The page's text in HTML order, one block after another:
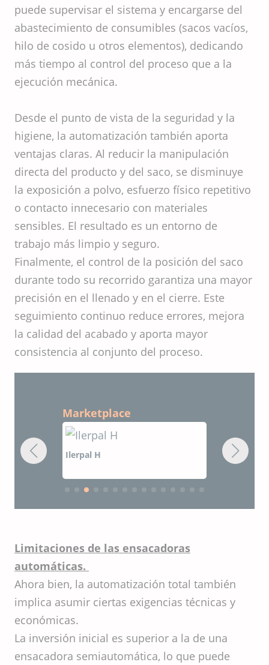
puede supervisar el sistema y encargarse del
abastecimiento de consumibles (sacos vacíos,
hilo de cosido u otros elementos), dedicando
más tiempo al control del proceso que a la
ejecución mecánica.
Desde el punto de vista de la seguridad y la
higiene, la automatización también aporta
ventajas claras. Al reducir la manipulación
directa del producto y del saco, se disminuye
la exposición a polvo, esfuerzo físico repetitivo
o contacto innecesario con materiales
sensibles. El resultado es un entorno de
trabajo más limpio y seguro.
Finalmente, el control de la posición del saco
durante todo su recorrido garantiza una mayor
precisión en el llenado y en el cierre. Este
seguimiento continuo reduce errores, mejora
la calidad del acabado y aporta mayor
consistencia al conjunto del proceso.
Marketplace
Ilerpal H Ilerpal L
Limitaciones de las ensacadoras
automáticas.
Ahora bien, la automatización total también
implica asumir ciertas exigencias técnicas y
económicas.
La inversión inicial es superior a la de una
ensacadora semiautomática, lo que puede